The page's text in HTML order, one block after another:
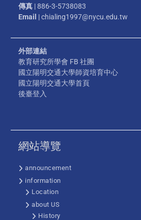
傳真 | 886-3-5738083
Email | chialing1997@nycu.edu.tw
外部連結
教育研究所學會 FB 社團
國立陽明交通大學師資培育中心
國立陽明交通大學首頁
後臺登入
網站導覽
announcement
information
Location
about US
History